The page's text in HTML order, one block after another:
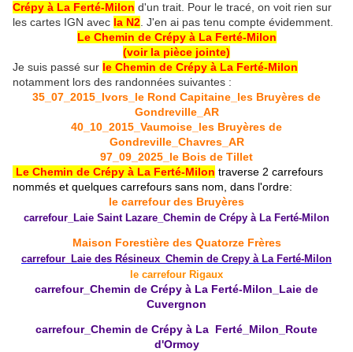
Crépy à La Ferté-Milon d'un trait. Pour le tracé, on voit rien sur
les cartes IGN avec la N2 . J'en ai pas tenu compte évidemment.
Le Chemin de Crépy à La Ferté-Milon
(voir la pièce jointe)
Je suis passé sur le Chemin de Crépy à La Ferté-Milon
notamment lors des randonnées suivantes :
35_07_2015_Ivors_le Rond Capitaine_les Bruyères de
Gondreville_AR
40_10_2015_Vaumoise_les Bruyères de
Gondreville_Chavres_AR
97_09_2025_le Bois de Tillet
Le Chemin de Crépy à La Ferté-Milon traverse 2 carrefours
nommés et quelques carrefours sans nom, dans l'ordre:
le carrefour des Bruyères
carrefour_Laie Saint Lazare_Chemin de Crépy à La Ferté-Milon
Maison Forestière des Quatorze Frères
carrefour_Laie des Résineux_Chemin de Crepy à La Ferté-Milon
le carrefour Rigaux
carrefour_Chemin de Crépy à La Ferté-Milon_Laie de
Cuvergnon
carrefour_Chemin de Crépy à La Ferté_Milon_Route
d'Ormoy